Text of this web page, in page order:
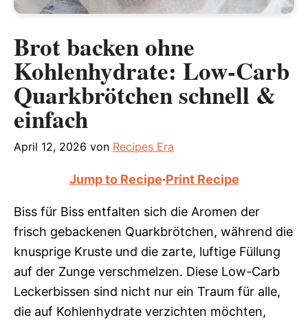
Brot backen ohne
Kohlenhydrate: Low‑Carb
Quarkbrötchen schnell &
einfach
April 12, 2026 von Recipes Era
Jump to Recipe·Print Recipe
Biss für Biss entfalten sich die Aromen der
frisch gebackenen Quarkbrötchen, während die
knusprige Kruste und die zarte, luftige Füllung
auf der Zunge verschmelzen. Diese Low-Carb
Leckerbissen sind nicht nur ein Traum für alle,
die auf Kohlenhydrate verzichten möchten,